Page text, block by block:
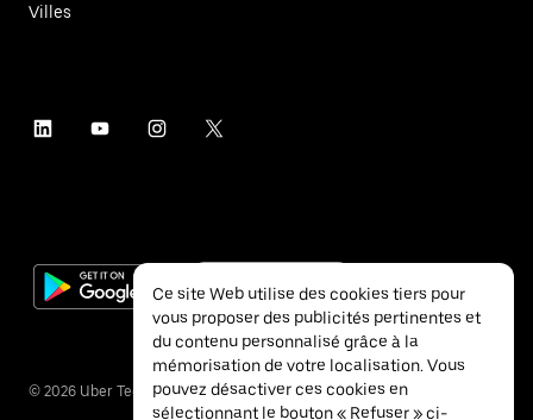
Villes
© 2026 Uber Technologies Inc.
Ce site Web utilise des cookies tiers pour
vous proposer des publicités pertinentes et
du contenu personnalisé grâce à la
mémorisation de votre localisation. Vous
pouvez désactiver ces cookies en
sélectionnant le bouton « Refuser » ci-